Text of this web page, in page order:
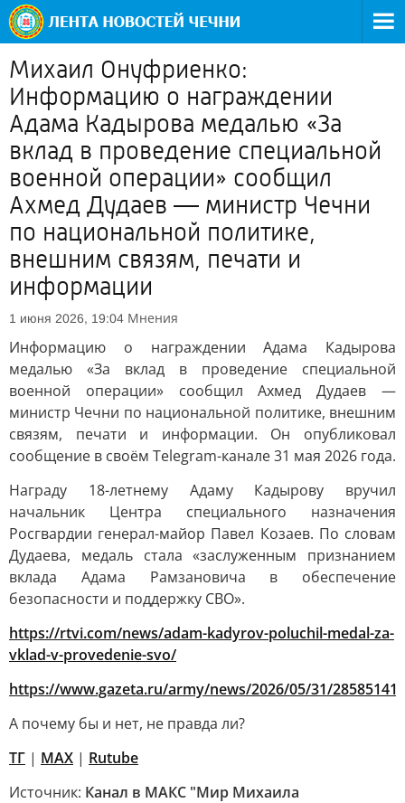
Михаил Онуфриенко:
Информацию о награждении
Адама Кадырова медалью «За
вклад в проведение специальной
военной операции» сообщил
Ахмед Дудаев — министр Чечни
по национальной политике,
внешним связям, печати и
информации
1 июня 2026, 19:04 Мнения
Информацию о награждении Адама Кадырова
медалью «За вклад в проведение специальной
военной операции» сообщил Ахмед Дудаев —
министр Чечни по национальной политике, внешним
связям, печати и информации. Он опубликовал
сообщение в своём Telegram-канале 31 мая 2026 года.
Награду 18-летнему Адаму Кадырову вручил
начальник Центра специального назначения
Росгвардии генерал-майор Павел Козаев. По словам
Дудаева, медаль стала «заслуженным признанием
вклада Адама Рамзановича в обеспечение
безопасности и поддержку СВО».
https://rtvi.com/news/adam-kadyrov-poluchil-medal-za-
vklad-v-provedenie-svo/
https://www.gazeta.ru/army/news/2026/05/31/
А почему бы и нет, не правда ли?
ТГ | МАХ | Rutube
Источник: Канал в МАКС "Мир Михаила